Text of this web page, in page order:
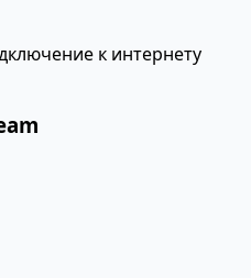
к интернету